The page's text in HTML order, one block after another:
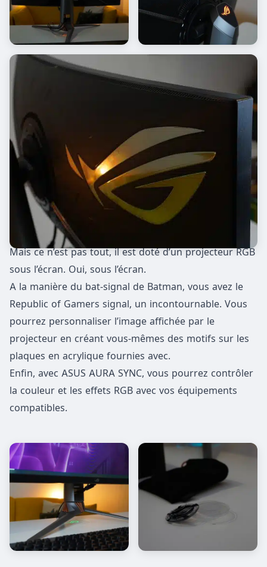
Mais ce n’est pas tout, il est doté d’un projecteur RGB
sous l’écran. Oui, sous l’écran.
A la manière du bat-signal de Batman, vous avez le
Republic of Gamers signal, un incontournable. Vous
pourrez personnaliser l’image affichée par le
projecteur en créant vous-mêmes des motifs sur les
plaques en acrylique fournies avec.
Enfin, avec ASUS AURA SYNC, vous pourrez contrôler
la couleur et les effets RGB avec vos équipements
compatibles.